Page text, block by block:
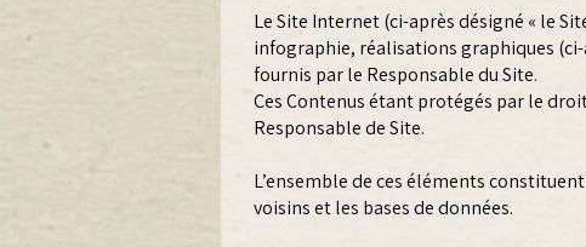
Le Site Internet (ci-après désigné « le
infographie, réalisations graphiques (ci-
fournis par le Responsable du Site.
Ces Contenus étant protégés par le
Responsable de Site.
L’ensemble de ces éléments
voisins et les bases de données.